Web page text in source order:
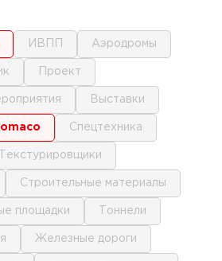
ИВПП аэродромы
проект
выставки
gomaco спецтехника
текстурировщики
строительные материалы
площадки тоннели
железные дороги